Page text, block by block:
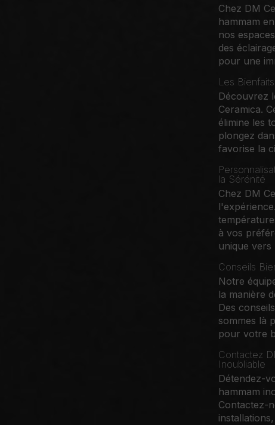
Chez DM
hammam
nos
des
pour une
Les
Découvrez
Ceramica.
élimine les
plongez
favorise la
la Sérénité
Chez DM
à vos
unique vers
Conseils
Notre
la manière
Des
sommes là
pour votre
Contactez
Inoubliable
Détendez-
hammam
Contactez-